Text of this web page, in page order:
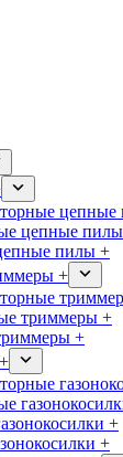
цепные
цепные
пилы +
+
триммеры +
+
+
+